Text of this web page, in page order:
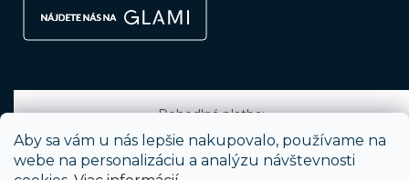
Aby sa vám u nás lepšie nakupovalo, používame na
webe na personalizáciu a analýzu návštevnosti
Pohodlná platba: